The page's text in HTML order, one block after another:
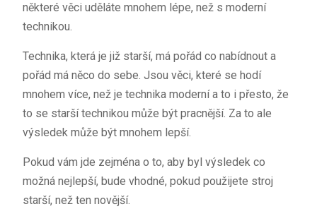
některé věci uděláte mnohem lépe, než s moderní
technikou.
Technika, která je již starší, má pořád co nabídnout a
pořád má něco do sebe. Jsou věci, které se hodí
mnohem více, než je technika moderní a to i přesto, že
to se starší technikou může být pracnější. Za to ale
výsledek může být mnohem lepší.
Pokud vám jde zejména o to, aby byl výsledek co
možná nejlepší, bude vhodné, pokud použijete stroj
starší, než ten novější.